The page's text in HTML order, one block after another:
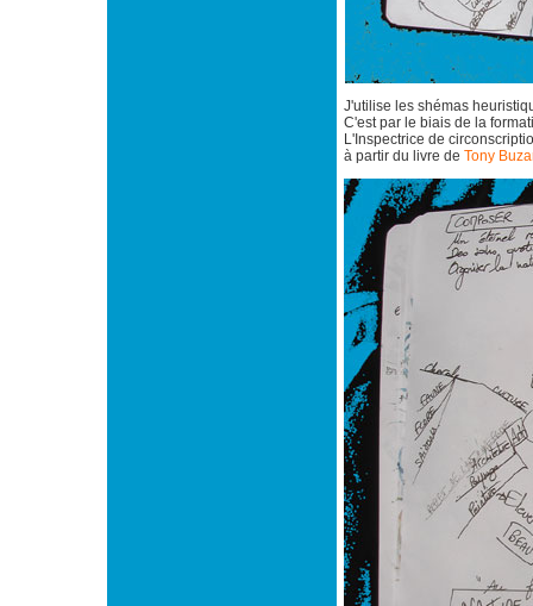
J'utilise les shémas
C'est par le biais de la
L'Inspectrice de
à partir du livre de Tony